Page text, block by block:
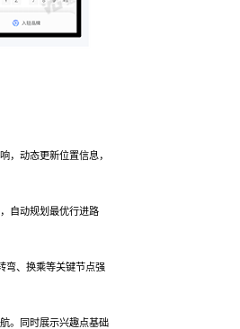
，动态更新位置信息，
自动规划最优行进路
弯、换乘等关键节点强
。同时展示兴趣点基础